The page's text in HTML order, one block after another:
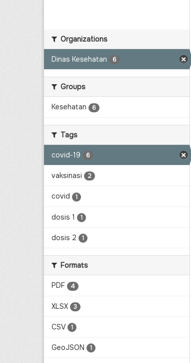
Organizations
Dinas Kesehatan 6
Groups
Kesehatan 6
Tags
covid-19 6
vaksinasi 2
covid 1
dosis 1 1
dosis 2 1
Formats
PDF 4
XLSX 3
CSV 1
GeoJSON 1